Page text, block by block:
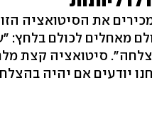
את הסיטואציה
מאחלים לכולם בלחץ:
סיטואציה קצת
יודעים אם יהיה